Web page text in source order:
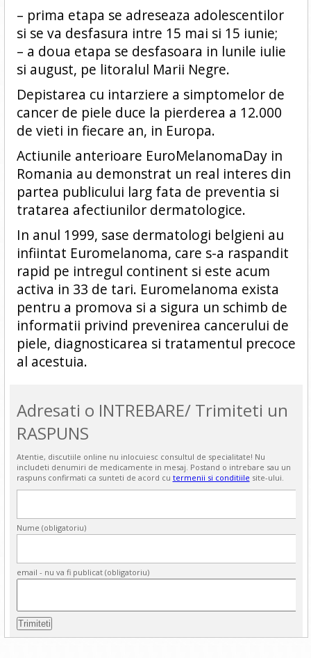
– prima etapa se adreseaza adolescentilor
si se va desfasura intre 15 mai si 15 iunie;
– a doua etapa se desfasoara in lunile iulie
si august, pe litoralul Marii Negre.
Depistarea cu intarziere a simptomelor de
cancer de piele duce la pierderea a 12.000
de vieti in fiecare an, in Europa.
Actiunile anterioare EuroMelanomaDay in
Romania au demonstrat un real interes din
partea publicului larg fata de preventia si
tratarea afectiunilor dermatologice.
In anul 1999, sase dermatologi belgieni au
infiintat Euromelanoma, care s-a raspandit
rapid pe intregul continent si este acum
activa in 33 de tari. Euromelanoma exista
pentru a promova si a sigura un schimb de
informatii privind prevenirea cancerului de
piele, diagnosticarea si tratamentul precoce
al acestuia.
Adresati o INTREBARE/ Trimiteti un
RASPUNS
Atentie, discutiile online nu inlocuiesc consultul de specialitate! Nu
includeti denumiri de medicamente in mesaj. Postand o intrebare sau un
raspuns confirmati ca sunteti de acord cu termenii si conditiile site-ului.
Nume (obligatoriu)
email - nu va fi publicat (obligatoriu)